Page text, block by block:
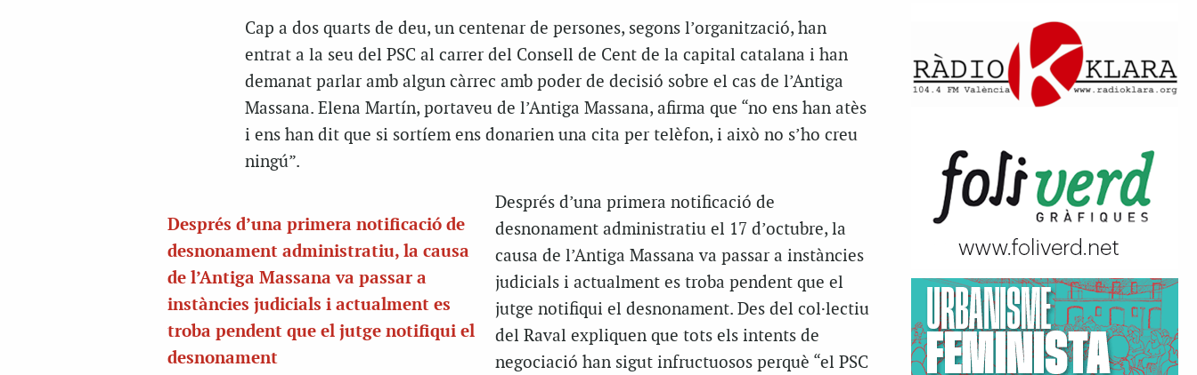
Cap a dos quarts de deu, un centenar de persones, segons l’organització, han
entrat a la seu del PSC al carrer del Consell de Cent de la capital catalana i han
demanat parlar amb algun càrrec amb poder de decisió sobre el cas de l’Antiga
Massana. Elena Martín, portaveu de l’Antiga Massana, afirma que “no ens han atès
i ens han dit que si sortíem ens donarien una cita per telèfon, i això no s’ho creu
ningú”.
Després d’una primera notificació de
desnonament administratiu, la causa
de l’Antiga Massana va passar a
instàncies judicials i actualment es
troba pendent que el jutge notifiqui el
desnonament
Després d’una primera notificació de
desnonament administratiu el 17 d’octubre, la
causa de l’Antiga Massana va passar a instàncies
judicials i actualment es troba pendent que el
jutge notifiqui el desnonament. Des del col·lectiu
del Raval expliquen que tots els intents de
negociació han sigut infructuosos perquè “el PSC